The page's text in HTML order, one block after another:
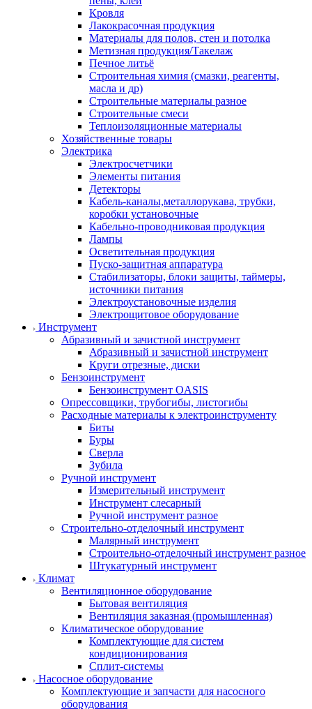
Кровля
Лакокрасочная продукция
Материалы для полов, стен и потолка
Метизная продукция/Такелаж
Печное литьё
Строительная химия (смазки, реагенты,
масла и др)
Строительные материалы разное
Строительные смеси
Теплоизоляционные материалы
Хозяйственные товары
Электрика
Электросчетчики
Элементы питания
Детекторы
Кабель-каналы,металлорукава, трубки,
коробки установочные
Кабельно-проводниковая продукция
Лампы
Осветительная продукция
Пуско-защитная аппаратура
Стабилизаторы, блоки защиты, таймеры,
источники питания
Электроустановочные изделия
Электрощитовое оборудование
Инструмент
Абразивный и зачистной инструмент
Абразивный и зачистной инструмент
Круги отрезные, диски
Бензоинструмент
Бензоинструмент OASIS
Опрессовщики, трубогибы, листогибы
Расходные материалы к электроинструменту
Биты
Буры
Сверла
Зубила
Ручной инструмент
Измерительный инструмент
Инструмент слесарный
Ручной инструмент разное
Строительно-отделочный инструмент
Малярный инструмент
Строительно-отделочный инструмент разное
Штукатурный инструмент
Климат
Вентиляционное оборудование
Бытовая вентиляция
Вентиляция заказная (промышленная)
Климатическое оборудование
Комплектующие для систем
кондиционирования
Сплит-системы
Насосное оборудование
Комплектующие и запчасти для насосного
оборудования